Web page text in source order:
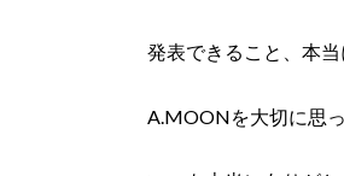
発表できること、本
A.MOONを大切に思